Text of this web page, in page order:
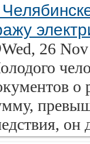
26
о
он